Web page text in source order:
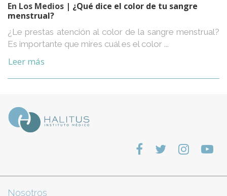
En Los Medios | ¿Qué dice el color de tu sangre
menstrual?
¿Le prestas atención al color de la sangre menstrual?
Es importante que mires cuál es el color ...
Leer más
Nosotros